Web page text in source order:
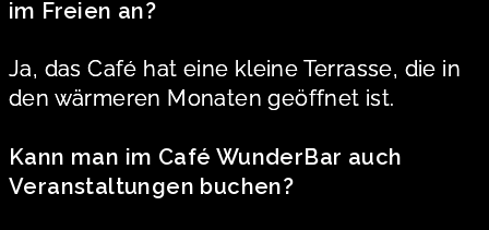
im Freien an?
Ja, das Café hat eine kleine Terrasse, die in
den wärmeren Monaten geöffnet ist.
Kann man im Café WunderBar auch
Veranstaltungen buchen?